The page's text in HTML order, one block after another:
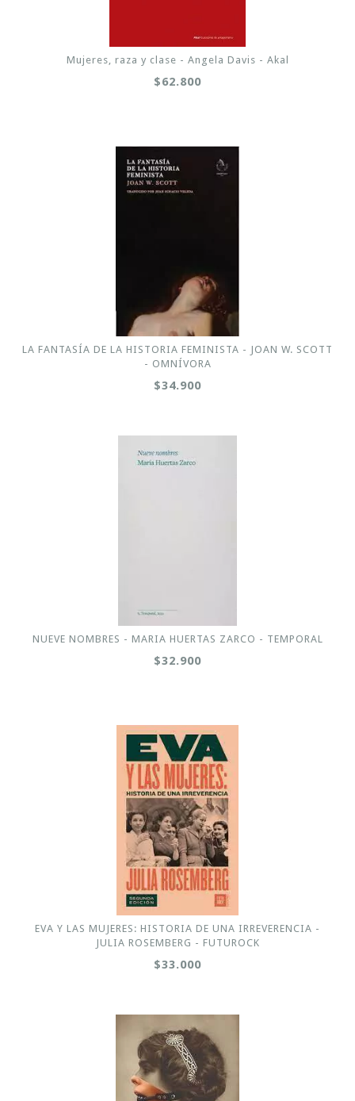
Mujeres, raza y clase - Angela Davis - Akal
$62.800
LA FANTASÍA DE LA HISTORIA FEMINISTA - JOAN W. SCOTT
- OMNÍVORA
$34.900
NUEVE NOMBRES - MARIA HUERTAS ZARCO - TEMPORAL
$32.900
EVA Y LAS MUJERES: HISTORIA DE UNA IRREVERENCIA -
JULIA ROSEMBERG - FUTUROCK
$33.000